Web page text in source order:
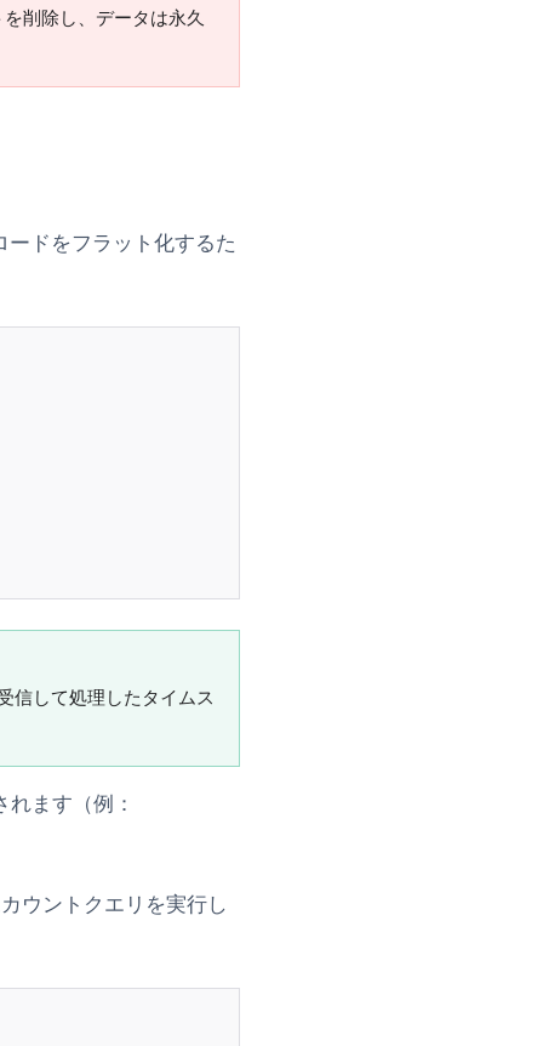
削除し、データは永久
ドをフラット化するた
信して処理したタイムス
ます（例：
ウントクエリを実行し